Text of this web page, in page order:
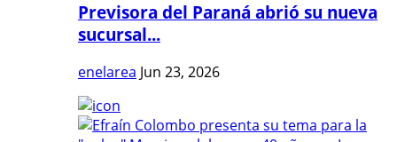
Previsora del Paraná abrió su nueva
sucursal...
enelarea Jun 23, 2026